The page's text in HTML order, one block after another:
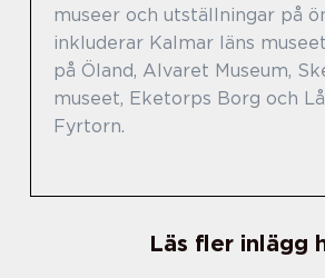
museer och utställningar på
inkluderar Kalmar läns
på Öland, Alvaret Museum,
museet, Eketorps Borg och
Fyrtorn.
Läs fler inlägg